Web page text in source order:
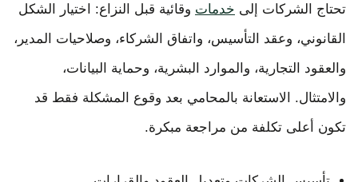
تحتاج الشركات إلى خدمات وقائية قبل النزاع: اختيار الشكل
القانوني، وعقد التأسيس، واتفاق الشركاء، وصلاحيات المدير،
والعقود التجارية، والموارد البشرية، وحماية البيانات،
والامتثال. الاستعانة بالمحامي بعد وقوع المشكلة فقط قد
تكون أعلى تكلفة من مراجعة مبكرة.